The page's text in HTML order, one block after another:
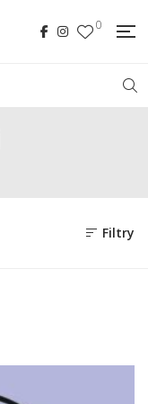
0
Filtry